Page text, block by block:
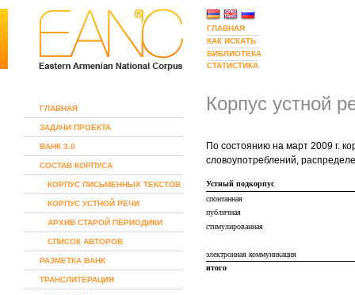
ГЛАВНАЯ
КАК ИСКАТЬ
БИБЛИОТЕКА
СТАТИСТИКА
ГЛАВНАЯ
ЗАДАЧИ ПРОЕКТА
ВАНК 3.0
СОСТАВ КОРПУСА
КОРПУС ПИСЬМЕННЫХ ТЕКСТОВ
КОРПУС УСТНОЙ РЕЧИ
АРХИВ СТАРОЙ ПЕРИОДИКИ
СПИСОК АВТОРОВ
РАЗМЕТКА ВАНК
ТРАНСЛИТЕРАЦИЯ
Корпус устной
По состоянию на март 2009 г.
словоупотреблений,
Устный подкорпус
спонтанная
публичная
стимулированная
электронная коммуникация
итого